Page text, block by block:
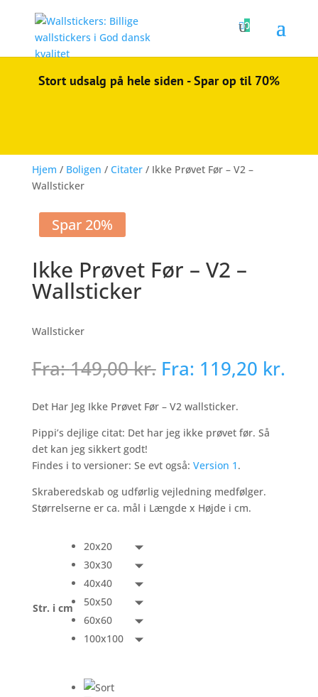
0
Stort udsalg på hele siden - Spar op til 70%
Hjem / Boligen / Citater/ Ikke Prøvet Før – V2 –
Wallsticker
Spar 20%
Ikke Prøvet Før – V2 –
Wallsticker
Wallsticker
Fra:149,00kr. Fra: 119,20 kr.
Det Har Jeg Ikke Prøvet Før – V2 wallsticker.
Pippi’s dejlige citat: Det har jeg ikke prøvet før. Så
det kan jeg sikkert godt!
Findes i to versioner: Se evt også: Version 1.
Skraberedskab og udførlig vejledning medfølger.
Størrelserne er ca. mål i Længde x Højde i cm.
Str. i cm
20x20
30x30
40x40
50x50
60x60
100x100